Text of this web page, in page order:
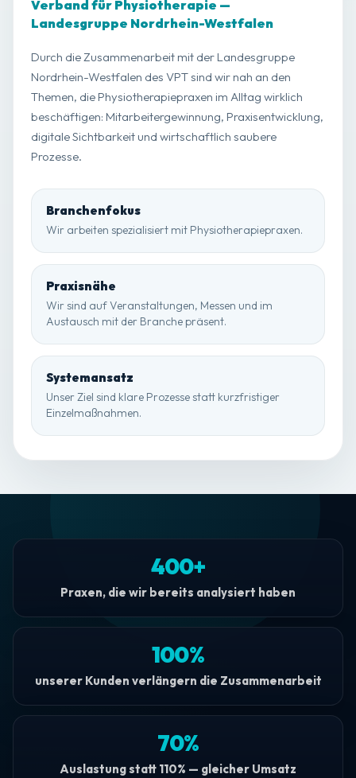
Verband für Physiotherapie —
Landesgruppe Nordrhein-Westfalen
Durch die Zusammenarbeit mit der Landesgruppe
Nordrhein-Westfalen des VPT sind wir nah an den
Themen, die Physiotherapiepraxen im Alltag wirklich
beschäftigen: Mitarbeitergewinnung, Praxisentwicklung,
digitale Sichtbarkeit und wirtschaftlich saubere
Prozesse.
Branchenfokus
Wir arbeiten spezialisiert mit Physiotherapiepraxen.
Praxisnähe
Wir sind auf Veranstaltungen, Messen und im
Austausch mit der Branche präsent.
Systemansatz
Unser Ziel sind klare Prozesse statt kurzfristiger
Einzelmaßnahmen.
400+
Praxen, die wir bereits analysiert haben
100%
unserer Kunden verlängern die Zusammenarbeit
70%
Auslastung statt 110% — gleicher Umsatz